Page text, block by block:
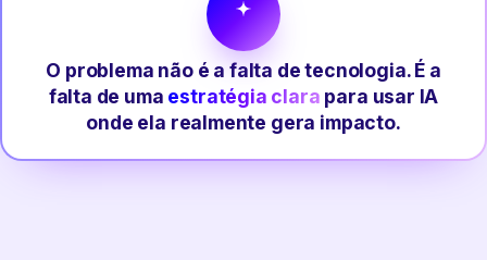
O problema não é a falta de tecnologia. É a
falta de uma estratégia clara para usar IA
onde ela realmente gera impacto.